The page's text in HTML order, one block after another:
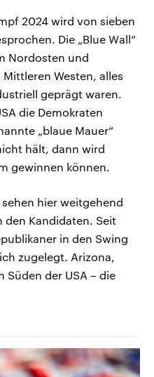
2024 wird von sieben
Die „Blue Wall“
Nordosten und
Westen, alles
geprägt waren.
die Demokraten
„blaue Mauer“
hält, dann wird
gewinnen können.
hier weitgehend
den Kandidaten. Seit
in den Swing
zugelegt. Arizona,
Süden der USA – die